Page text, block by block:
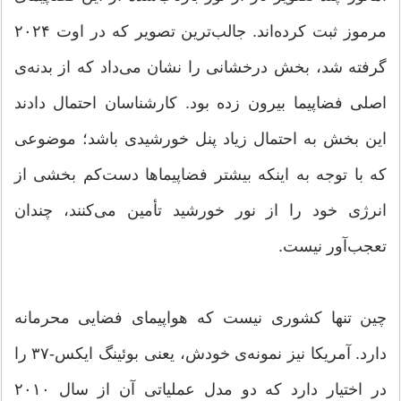
مرموز ثبت کرده‌اند. جالب‌ترین تصویر که در اوت ۲۰۲۴
گرفته شد، بخش درخشانی را نشان می‌داد که از بدنه‌ی
اصلی فضاپیما بیرون زده بود. کارشناسان احتمال دادند
این بخش به احتمال زیاد پنل خورشیدی باشد؛ موضوعی
که با توجه به اینکه بیشتر فضاپیماها دست‌کم بخشی از
انرژی خود را از نور خورشید تأمین می‌کنند، چندان
تعجب‌آور نیست.
چین تنها کشوری نیست که هواپیمای فضایی محرمانه
دارد. آمریکا نیز نمونه‌ی خودش، یعنی بوئینگ ایکس-۳۷ را
در اختیار دارد که دو مدل عملیاتی آن از سال ۲۰۱۰